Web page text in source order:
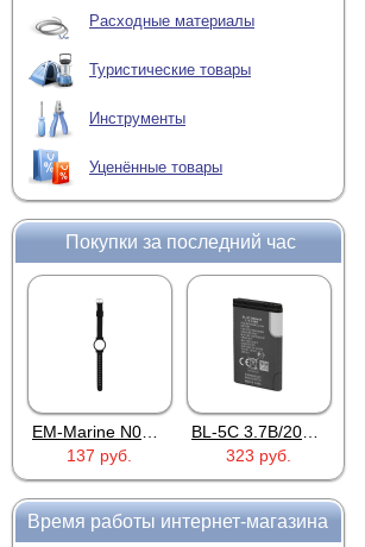
Расходные материалы
Туристические товары
Инструменты
Уценённые товары
Покупки за последний час
137 руб.
323 руб.
Время работы интернет-магазина